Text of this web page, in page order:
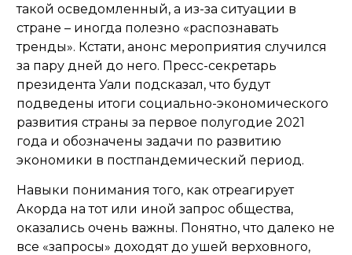
такой осведомленный, а из-за ситуации в
стране – иногда полезно «распознавать
тренды». Кстати, анонс мероприятия случился
за пару дней до него. Пресс-секретарь
президента Уали подсказал, что будут
подведены итоги социально-экономического
развития страны за первое полугодие 2021
года и обозначены задачи по развитию
экономики в постпандемический период.
Навыки понимания того, как отреагирует
Акорда на тот или иной запрос общества,
оказались очень важны. Понятно, что далеко не
все «запросы» доходят до ушей верховного,